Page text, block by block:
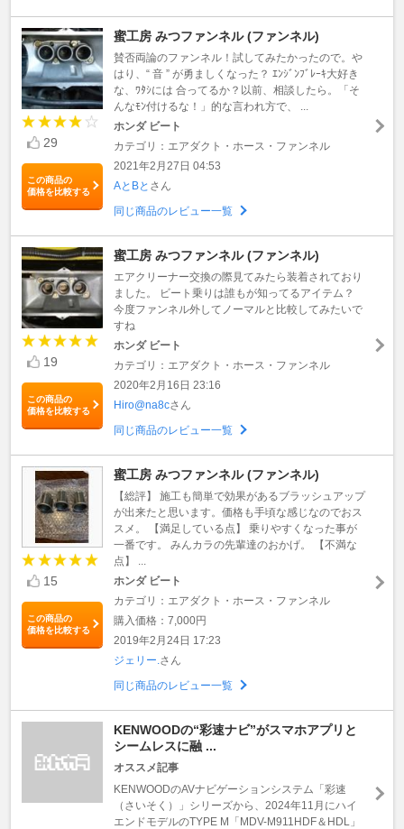
29
この商品の
価格を比較する
蜜工房 みつファンネル (ファンネル)
賛否両論のファンネル！試してみたかったので。や
はり、“ 音 ” が勇ましくなった？ ｴﾝｼﾞﾝﾌﾞﾚｰｷ大好き
な、ﾜﾀｼには 合ってるか？以前、相談したら。「そ
んなﾓﾝ付けるな！」的な言われ方で、 ...
ホンダ ビート
カテゴリ：エアダクト・ホース・ファンネル
2021年2月27日 04:53
AとBと さん
同じ商品のレビュー一覧
19
この商品の
価格を比較する
蜜工房 みつファンネル (ファンネル)
エアクリーナー交換の際見てみたら装着されており
ました。 ビート乗りは誰もが知ってるアイテム？
今度ファンネル外してノーマルと比較してみたいで
すね
ホンダ ビート
カテゴリ：エアダクト・ホース・ファンネル
2020年2月16日 23:16
Hiro@na8cさん
同じ商品のレビュー一覧
15
この商品の
価格を比較する
蜜工房 みつファンネル (ファンネル)
【総評】 施工も簡単で効果があるブラッシュアップ
が出来たと思います。価格も手頃な感じなのでおス
スメ。 【満足している点】 乗りやすくなった事が
一番です。 みんカラの先輩達のおかげ。 【不満な
点】 ...
ホンダ ビート
カテゴリ：エアダクト・ホース・ファンネル
購入価格：7,000円
2019年2月24日 17:23
ジェリー. さん
同じ商品のレビュー一覧
KENWOODの“彩速ナビ”がスマホアプリと
シームレスに融 ...
オススメ記事
KENWOODのAVナビゲーションシステム「彩速
（さいそく）」シリーズから、2024年11月にハイ
エンドモデルのTYPE M「MDV-M911HDF＆HDL」